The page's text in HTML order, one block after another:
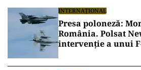
INTERNAȚIONAL
Presa poloneză:
România. Polsat
intervenție a unui
NATO